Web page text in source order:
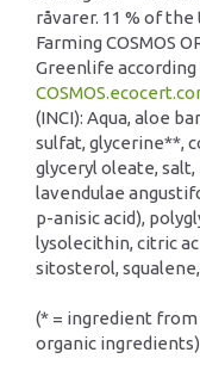
råvarer. 11 % of
Farming COSMOS
Greenlife according
(INCI): Aqua, aloe
sulfat, glycerine**,
glyceryl oleate,
lavendulae
p-anisic acid),
lysolecithin, citric
sitosterol,
(* = ingredient from
organic